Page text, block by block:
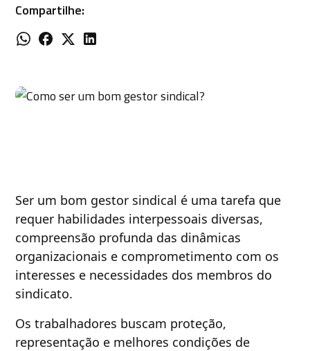
Compartilhe:
Ser um bom gestor sindical é uma tarefa que
requer habilidades interpessoais diversas,
compreensão profunda das dinâmicas
organizacionais e comprometimento com os
interesses e necessidades dos membros do
sindicato.
Os trabalhadores buscam proteção,
representação e melhores condições de